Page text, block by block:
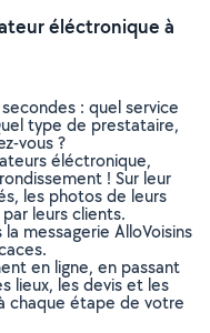
éléctronique à
: quel service
type de prestataire,
vous ?
éléctronique,
! Sur leur
les photos de leurs
leurs clients.
messagerie AlloVoisins
en ligne, en passant
lieux, les devis et les
chaque étape de votre